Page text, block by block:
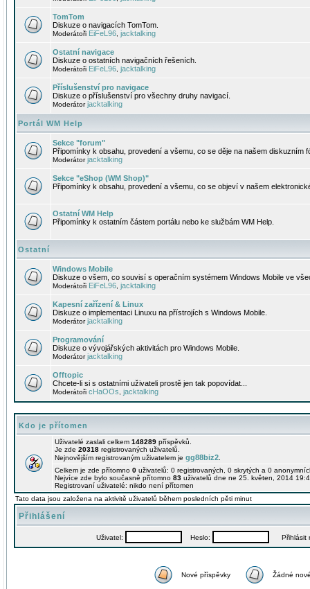
TomTom
Diskuze o navigacích TomTom.
Moderátoři EiFeL96 jacktalking
Ostatní navigace
Diskuze o ostatních navigačních řešeních.
Moderátoři EiFeL96 jacktalking
Příslušenství pro navigace
Diskuze o příslušenství pro všechny druhy navigací.
Moderátorjacktalking
Portál WM Help
Sekce "forum"
Připomínky k obsahu, provedení a všemu, co se děje na našem diskuzním
Moderátorjacktalking
Sekce "eShop (WM Shop)"
Připomínky k obsahu, provedení a všemu, co se objeví v našem
Ostatní WM Help
Připomínky k ostatním částem portálu nebo ke službám WM Help.
Ostatní
Windows Mobile
Diskuze o všem, co souvisí s operačním systémem Windows Mobile ve
Moderátoři EiFeL96 jacktalking
Kapesní zařízení & Linux
Diskuze o implementaci Linuxu na přístrojích s Windows Mobile.
Moderátorjacktalking
Programování
Diskuze o vývojářských aktivitách pro Windows Mobile.
Moderátorjacktalking
Offtopic
Chcete-li si s ostatními uživateli prostě jen tak popovídat...
Moderátoři cHaOOs jacktalking
Kdo je přítomen
Uživatelé zaslali celkem 148289 příspěvků.
Je zde 20318 registrovaných uživatelů.
Nejnovějším registrovaným uživatelem je gg88biz2
Celkem je zde přítomno 0 uživatelů: 0 registrovaných, 0 skrytých a 0
Nejvíce zde bylo současně přítomno 83 uživatelů dne ne 25. květen, 2014
Registrovaní uživatelé: nikdo není přítomen
Tato data jsou založena na aktivitě uživatelů během posledních pěti minut
Přihlášení
Uživatel: Heslo: Přihlásit
Nové příspěvky Žádné